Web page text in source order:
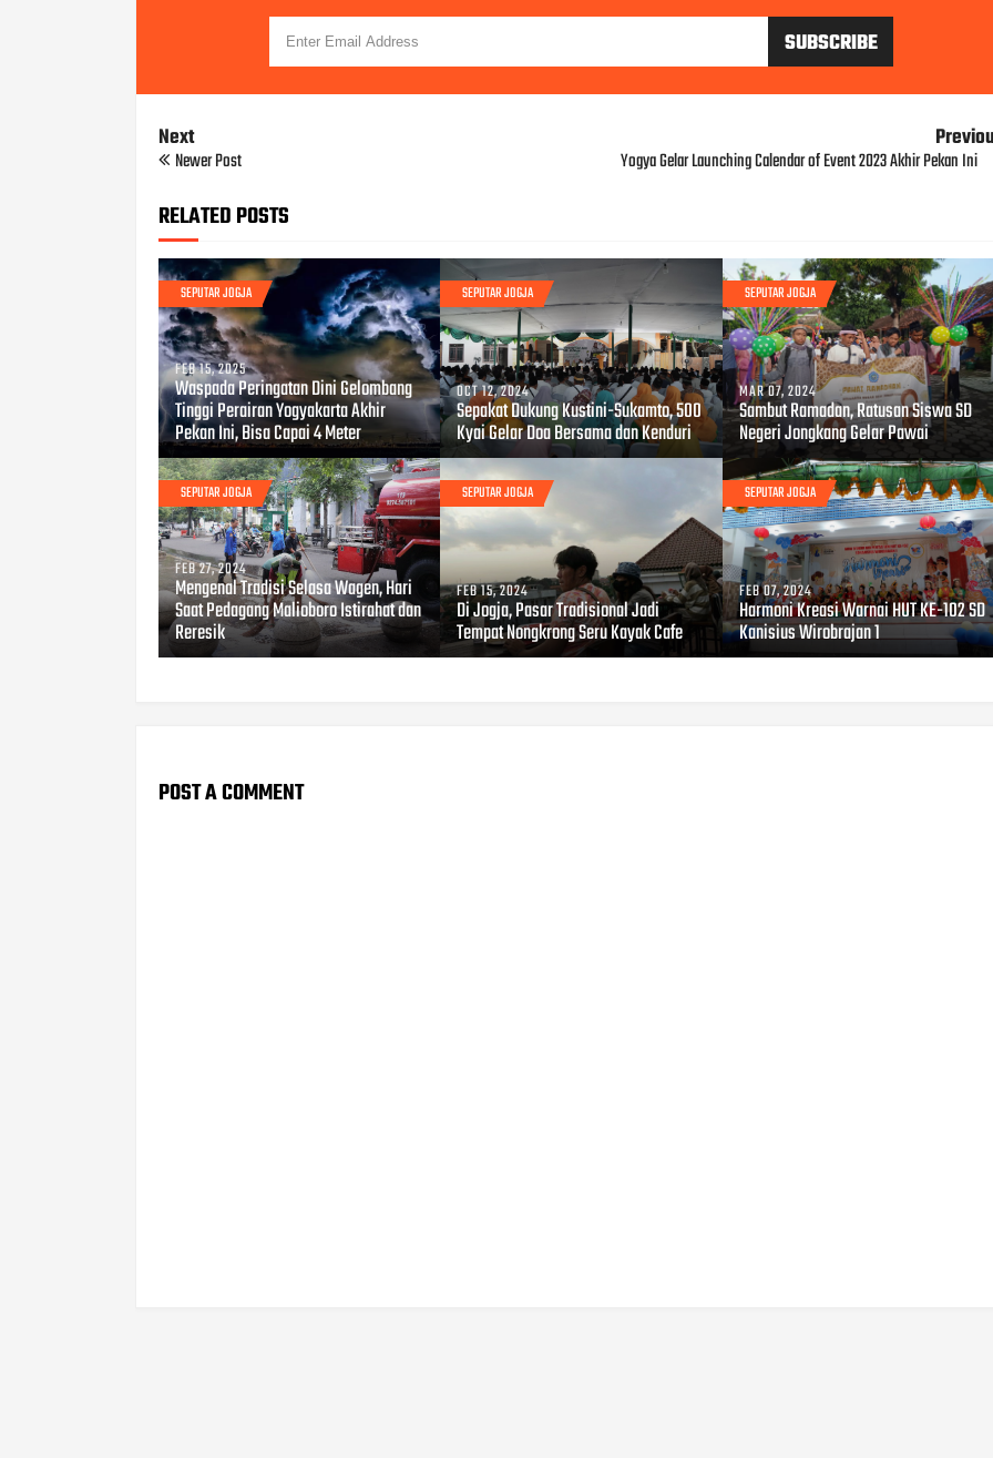
Next
Newer Post Yogya Gelar Launching Calendar of Event 2023 Akhir Pekan Ini
RELATED POSTS
SEPUTAR JOGJA
FEB 15, 2025
Waspada Peringatan Dini Gelombang
Tinggi Perairan Yogyakarta Akhir
Pekan Ini, Bisa Capai 4 Meter
SEPUTAR JOGJA
OCT 12, 2024
Sepakat Dukung Kustini-Sukamto, 500
Kyai Gelar Doa Bersama dan Kenduri
SEPUTAR JOGJA
MAR 07, 2024
Sambut Ramadan, Ratusan Siswa SD
Negeri Jongkang Gelar Pawai
SEPUTAR JOGJA
FEB 27, 2024
Mengenal Tradisi Selasa Wagen, Hari
Saat Pedagang Malioboro Istirahat dan
Reresik
SEPUTAR JOGJA
FEB 15, 2024
Di Jogja, Pasar Tradisional Jadi
Tempat Nongkrong Seru Kayak Cafe
SEPUTAR JOGJA
FEB 07, 2024
Harmoni Kreasi Warnai HUT KE-102 SD
Kanisius Wirobrajan 1
POST A COMMENT